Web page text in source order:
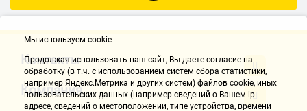
Контакты
Компания
Мы используем cookie
Продолжая использовать наш cайт, Вы даете согласие на
обработку (в т.ч. с использованием систем сбора статистики,
например Яндекс.Метрика и других систем) файлов cookie, иных
пользовательских данных (например сведений о Вашем ip-
адресе, сведений о местоположении, типе устройства, времени